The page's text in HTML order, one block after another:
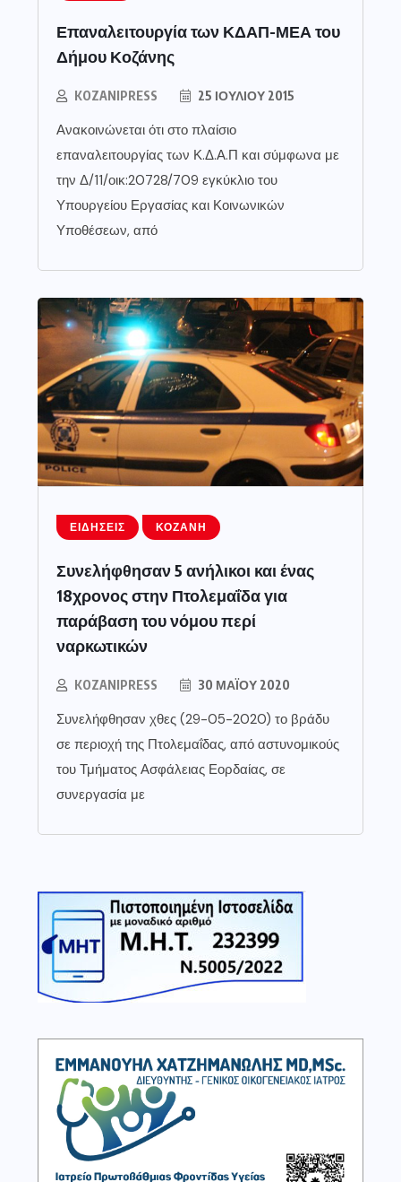
Επαναλειτουργία των ΚΔΑΠ-ΜΕΑ του
Δήμου Κοζάνης
KOZANIPRESS 25 ΙΟΥΛΊΟΥ 2015
Ανακοινώνεται ότι στο πλαίσιο
επαναλειτουργίας των Κ.Δ.Α.Π και σύμφωνα με
την Δ/11/οικ:20728/709 εγκύκλιο του
Υπουργείου Εργασίας και Κοινωνικών
Υποθέσεων, από
ΕΙΔΉΣΕΙΣ ΚΟΖΆΝΗ
Συνελήφθησαν 5 ανήλικοι και ένας
18χρονος στην Πτολεμαΐδα για
παράβαση του νόμου περί
ναρκωτικών
KOZANIPRESS 30 ΜΑΪ́ΟΥ 2020
Συνελήφθησαν χθες (29-05-2020) το βράδυ
σε περιοχή της Πτολεμαΐδας, από αστυνομικούς
του Τμήματος Ασφάλειας Εορδαίας, σε
συνεργασία με